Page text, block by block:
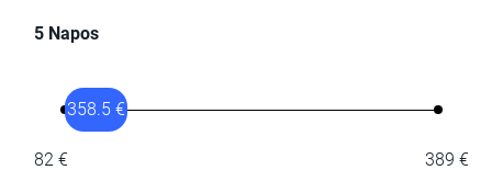
5 Napos
82 €
358.5 €
389 €